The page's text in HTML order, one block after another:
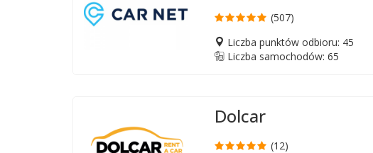
(507)
Liczba punktów odbioru: 45
Liczba samochodów: 65
Dolcar
(12)